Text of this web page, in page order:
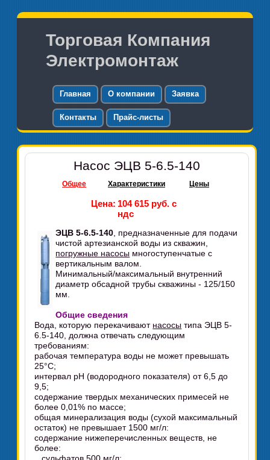
Торговая Компания
Электромонтаж
Главная О компании Заявка
Контакты Прайс-листы
Насос ЭЦВ 5-6.5-140
Общее Характеристики Цены
Цена: 104 615 руб. с
ндс
ЭЦВ 5-6.5-140 , предназначенные для подачи
чистой артезианской воды из скважин,
погружные насосы многоступенчатые с
вертикальным валом.
Минимальный/максимальный внутренний
диаметр обсадной трубы скважины - 125/150
мм.
Общие сведения
Вода, которую перекачивают насосы типа ЭЦВ 5-
6.5-140, должна отвечать следующим
требованиям:
рабочая температура воды не может превышать
25°C;
интервал pH (водородного показателя) от 6,5 до
9,5;
содержание твердых механических примесей не
более 0,01% по массе;
общая минерализация воды (сухой максимальный
остаток) не превышает 1500 мг/л:
содержание нижеперечисленных веществ, не
более: